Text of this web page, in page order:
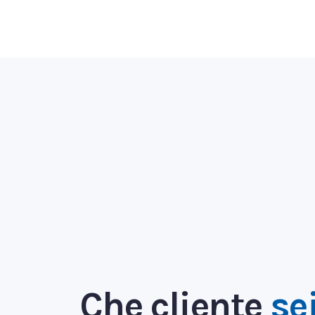
Che cliente